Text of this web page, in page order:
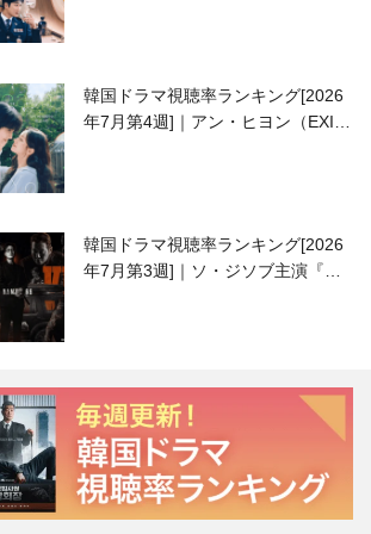
韓国ドラマ視聴率ランキング[2026
年7月第4週]｜アン・ヒヨン（EXID
韓国ドラマ視聴率ランキング[2026
年7月第3週]｜ソ・ジソブ主演『エ